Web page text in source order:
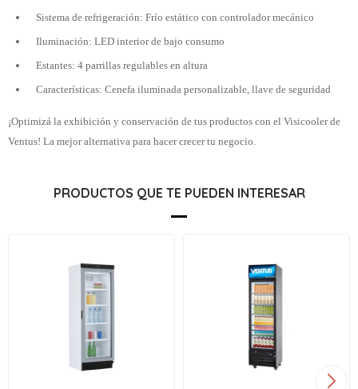
Sistema de refrigeración: Frío estático con controlador mecánico
Iluminación: LED interior de bajo consumo
Estantes: 4 parrillas regulables en altura
Características: Cenefa iluminada personalizable, llave de seguridad
¡Optimizá la exhibición y conservación de tus productos con el Visicooler de
Ventus! La mejor alternativa para hacer crecer tu negocio.
PRODUCTOS QUE TE PUEDEN INTERESAR